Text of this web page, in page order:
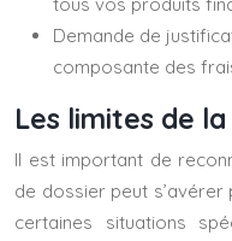
Demande de
composante des
Les limites de
Il est important de
de dossier peut s’avérer
certaines situations